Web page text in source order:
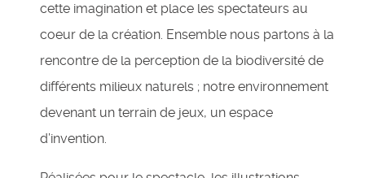
cette imagination et place les spectateurs au
coeur de la création. Ensemble nous partons à la
rencontre de la perception de la biodiversité de
différents milieux naturels ; notre environnement
devenant un terrain de jeux, un espace
d’invention.